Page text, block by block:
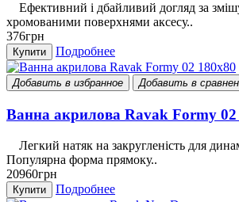
Ефективний і дбайливий догляд за
хромованими поверхнями аксесу..
376грн
Купити Подробнее
Добавить в избранное Добавить в
Ванна акрилова Ravak Formy 02
Легкий натяк на закругленість для
Популярна форма прямоку..
20960грн
Купити Подробнее